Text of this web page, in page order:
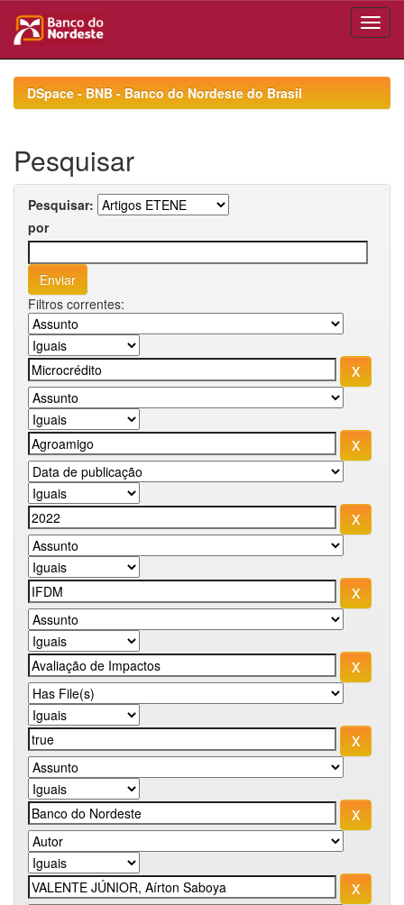
navigationDSpace - BNB - Banco do Nordeste do Brasil
Pesquisar
Pesquisar:
por
Filtros correntes: